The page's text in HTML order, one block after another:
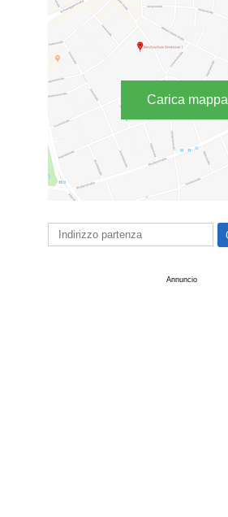
Carica mappa
Annuncio